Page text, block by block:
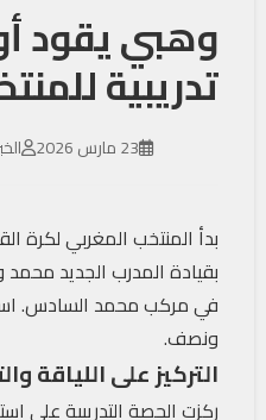
وهبي يقود
تدريبية
23 مارس 2026
بدأ المنتخب المغربي لكرة
بقيادة المدرب الجديد
في مركب محمد السادس.
ونصف.
التركيز على اللياقة
ركزت الحصة التدريبية على